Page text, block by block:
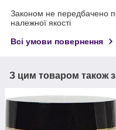
Законом не передбачено
належної якості
Всі умови повернення
З цим товаром також